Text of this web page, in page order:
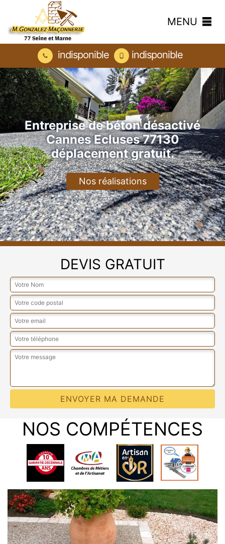
MENU
indisponible indisponible
Entreprise de béton désactivé
Cannes Ecluses 77130
déplacement gratuit.
Nos réalisations
DEVIS GRATUIT
NOS COMPÉTENCES